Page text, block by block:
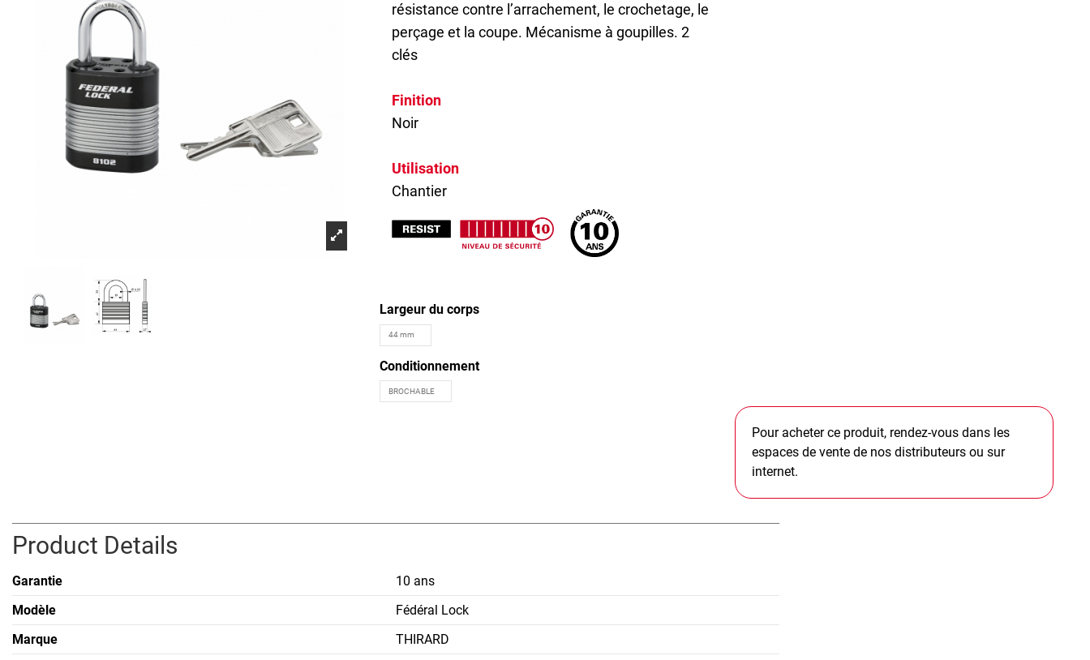
résistance contre l’arrachement, le crochetage, le
perçage et la coupe. Mécanisme à goupilles. 2
clés
Finition
Noir
Utilisation
Chantier
Largeur du corps
Conditionnement
Pour acheter ce produit, rendez-vous dans les
espaces de vente de nos distributeurs ou sur
internet.
Product Details
Garantie
10 ans
Modèle
Fédéral Lock
Marque
THIRARD